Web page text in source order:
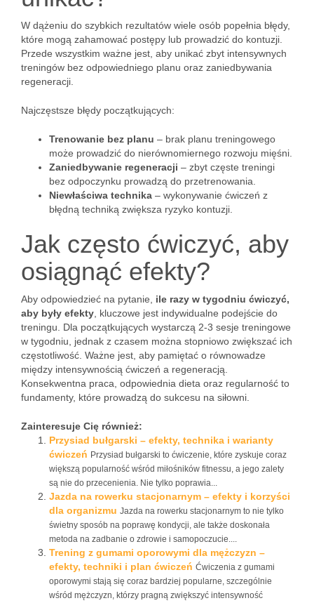
W dążeniu do szybkich rezultatów wiele osób popełnia błędy,
które mogą zahamować postępy lub prowadzić do kontuzji.
Przede wszystkim ważne jest, aby unikać zbyt intensywnych
treningów bez odpowiedniego planu oraz zaniedbywania
regeneracji.
Najczęstsze błędy początkujących:
Trenowanie bez planu – brak planu treningowego
może prowadzić do nierównomiernego rozwoju mięśni.
Zaniedbywanie regeneracji – zbyt częste treningi
bez odpoczynku prowadzą do przetrenowania.
Niewłaściwa technika – wykonywanie ćwiczeń z
błędną techniką zwiększa ryzyko kontuzji.
Jak często ćwiczyć, aby
osiągnąć efekty?
Aby odpowiedzieć na pytanie, ile razy w tygodniu ćwiczyć,
aby były efekty , kluczowe jest indywidualne podejście do
treningu. Dla początkujących wystarczą 2-3 sesje treningowe
w tygodniu, jednak z czasem można stopniowo zwiększać ich
częstotliwość. Ważne jest, aby pamiętać o równowadze
między intensywnością ćwiczeń a regeneracją.
Konsekwentna praca, odpowiednia dieta oraz regularność to
fundamenty, które prowadzą do sukcesu na siłowni.
Zainteresuje Cię również:
Przysiad bułgarski – efekty, technika i warianty
ćwiczeń Przysiad bułgarski to ćwiczenie, które zyskuje coraz
większą popularność wśród miłośników fitnessu, a jego zalety
są nie do przecenienia. Nie tylko poprawia...
Jazda na rowerku stacjonarnym – efekty i korzyści
dla organizmu Jazda na rowerku stacjonarnym to nie tylko
świetny sposób na poprawę kondycji, ale także doskonała
metoda na zadbanie o zdrowie i samopoczucie....
Trening z gumami oporowymi dla mężczyzn –
efekty, techniki i plan ćwiczeń Ćwiczenia z gumami
oporowymi stają się coraz bardziej popularne, szczególnie
wśród mężczyzn, którzy pragną zwiększyć intensywność